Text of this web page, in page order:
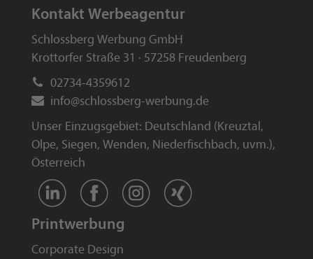
Kontakt Werbeagentur
Schlossberg Werbung GmbH
Krottorfer Straße 31 · 57258 Freudenberg
02734-4359612
info@schlossberg-werbung.de
Unser Einzugsgebiet: Deutschland (Kreuztal,
Olpe, Siegen, Wenden, Niederfischbach, uvm.),
Österreich
Printwerbung
Corporate Design